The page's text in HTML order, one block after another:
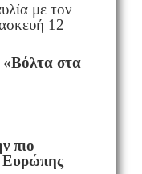
με τον
12
στα
πιο
Ευρώπης